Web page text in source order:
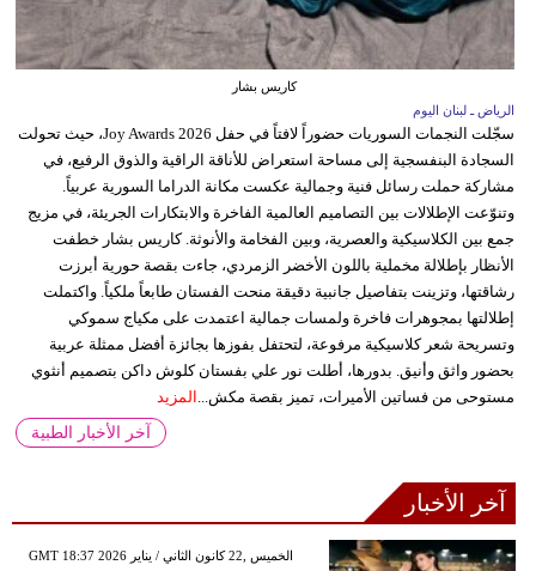
كاريس بشار
الرياض ـ لبنان اليوم
سجّلت النجمات السوريات حضوراً لافتاً في حفل Joy Awards 2026، حيث تحولت
السجادة البنفسجية إلى مساحة استعراض للأناقة الراقية والذوق الرفيع، في
مشاركة حملت رسائل فنية وجمالية عكست مكانة الدراما السورية عربياً.
وتنوّعت الإطلالات بين التصاميم العالمية الفاخرة والابتكارات الجريئة، في مزيج
جمع بين الكلاسيكية والعصرية، وبين الفخامة والأنوثة. كاريس بشار خطفت
الأنظار بإطلالة مخملية باللون الأخضر الزمردي، جاءت بقصة حورية أبرزت
رشاقتها، وتزينت بتفاصيل جانبية دقيقة منحت الفستان طابعاً ملكياً. واكتملت
إطلالتها بمجوهرات فاخرة ولمسات جمالية اعتمدت على مكياج سموكي
وتسريحة شعر كلاسيكية مرفوعة، لتحتفل بفوزها بجائزة أفضل ممثلة عربية
بحضور واثق وأنيق. بدورها، أطلت نور علي بفستان كلوش داكن بتصميم أنثوي
مستوحى من فساتين الأميرات، تميز بقصة مكش... المزيد
آخر الأخبار الطبية
آخر الأخبار
GMT 18:37 2026 الخميس ,22 كانون الثاني / يناير